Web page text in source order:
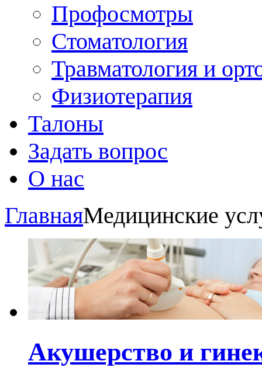
Профосмотры
Стоматология
Травматология и
Физиотерапия
Талоны
Задать вопрос
О нас
ГлавнаяМедицинские
Акушерство и